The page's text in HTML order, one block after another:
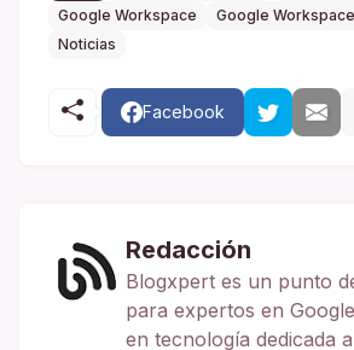
Google Workspace
Google
Noticias
Facebook
Redacción
Blogxpert es un punto
para expertos en
en tecnología dedicada